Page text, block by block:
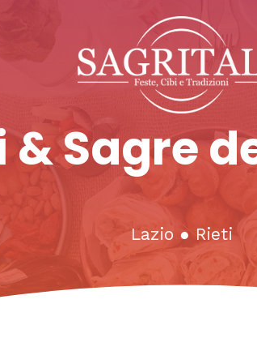
& Sagre
Lazio ●Rieti